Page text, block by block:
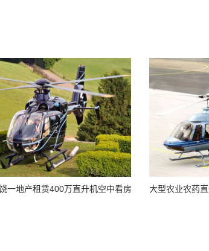
一地产租赁400万直升机空中看房